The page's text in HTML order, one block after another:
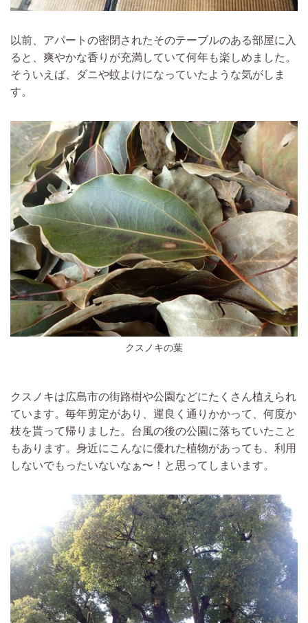
以前、アパートの密閉されたそのテーブルのある部屋に入
ると、爽やかな香りが充満していて何年も楽しめ ました。
そういえば、
ダニや蚊よけになっていた ような気がしま
す。
クスノキの葉
クスノキは広島市の街路樹や公園などにたくさん植えられ
ています。毎年剪定があり、運良く通りかかって、何度か
枝を貰って帰りました。台風の後の公園に落ちていたこと
もあります。身近にこんなに優れた植物があっても、利用
しないでもったいないなぁ〜！と思ってしまいます。